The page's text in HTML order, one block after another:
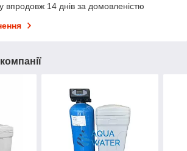
впродовж 14 днів за домовленістю